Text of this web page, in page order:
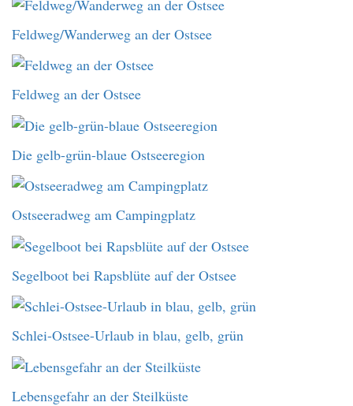
Feldweg/Wanderweg an der Ostsee
Feldweg an der Ostsee
Die gelb-grün-blaue Ostseeregion
Ostseeradweg am Campingplatz
Segelboot bei Rapsblüte auf der Ostsee
Schlei-Ostsee-Urlaub in blau, gelb, grün
Lebensgefahr an der Steilküste